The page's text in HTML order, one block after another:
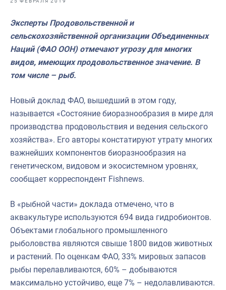
Выставки и конференции
Научно-практическая литература
Рыбоохрана России
Инфографика
Укрепление духовно-нравственных ценностей
Эксперты Продовольственной и
сельскохозяйственной организации Объединенных
Наций (ФАО ООН) отмечают угрозу для многих
видов, имеющих продовольственное значение. В
том числе – рыб.
Новый доклад ФАО, вышедший в этом году,
называется «Состояние биоразнообразия в мире для
производства продовольствия и ведения сельского
хозяйства». Его авторы констатируют утрату многих
важнейших компонентов биоразнообразия на
генетическом, видовом и экосистемном уровнях,
сообщает корреспондент Fishnews.
В «рыбной части» доклада отмечено, что в
аквакультуре используются 694 вида гидробионтов.
Объектами глобального промышленного
рыболовства являются свыше 1800 видов животных
и растений. По оценкам ФАО, 33% мировых запасов
рыбы перелавливаются, 60% – добываются
максимально устойчиво, еще 7% – недолавливаются.